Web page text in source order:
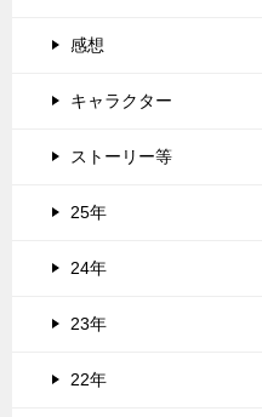
感想
キャラクター
ストーリー等
25年
24年
23年
22年